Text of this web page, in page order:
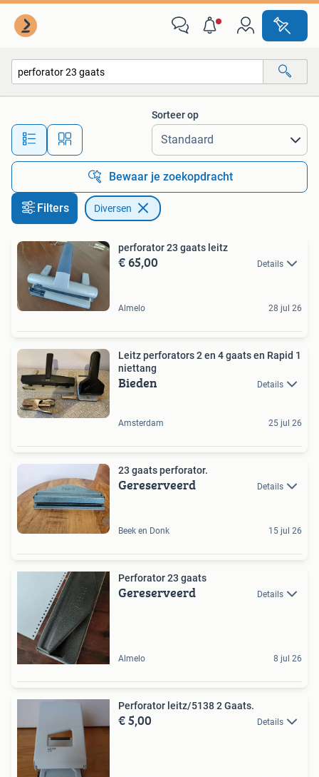
Alle afstanden…
Sorteer op
Bewaar je zoekopdracht
Filters Diversen
perforator 23 gaats leitz
€ 65,00 Details
Almelo 28 jul 26
Leitz perforators 2 en 4 gaats en Rapid 1
niettang
Bieden Details
Amsterdam 25 jul 26
23 gaats perforator.
Gereserveerd Details
Beek en Donk 15 jul 26
Perforator 23 gaats
Gereserveerd Details
Almelo 8 jul 26
Perforator leitz/5138 2 Gaats.
€ 5,00 Details